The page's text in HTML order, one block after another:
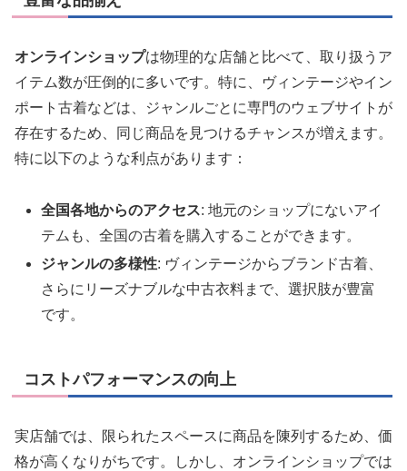
オンラインショップは物理的な店舗と比べて、取り扱うア
イテム数が圧倒的に多いです。特に、ヴィンテージやイン
ポート古着などは、ジャンルごとに専門のウェブサイトが
存在するため、同じ商品を見つけるチャンスが増えます。
特に以下のような利点があります：
全国各地からのアクセス: 地元のショップにないアイ
テムも、全国の古着を購入することができます。
ジャンルの多様性: ヴィンテージからブランド古着、
さらにリーズナブルな中古衣料まで、選択肢が豊富
です。
コストパフォーマンスの向上
実店舗では、限られたスペースに商品を陳列するため、価
格が高くなりがちです。しかし、オンラインショップでは